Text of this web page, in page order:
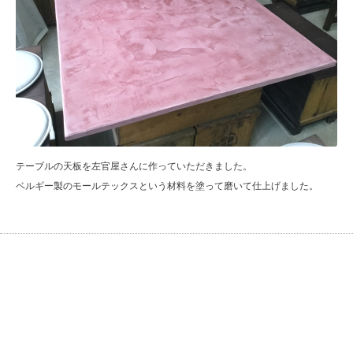
テーブルの天板を左官屋さんに作っていただきました。
ベルギー製のモールテックスという材料を塗って磨いて仕上げました。